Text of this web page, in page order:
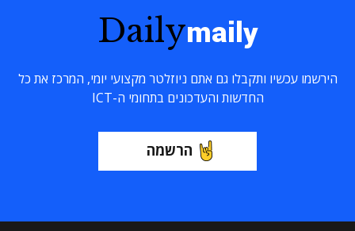
Dailymaily
הירשמו עכשיו ותקבלו גם אתם ניוזלטר מקצועי יומי, המרכז את כל
החדשות והעדכונים בתחומי ה-ICT
הרשמה